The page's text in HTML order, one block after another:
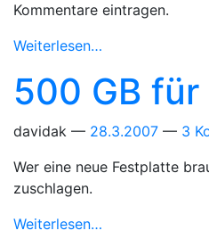
Kommentare eintragen.
Weiterlesen…
500 GB für
davidak 28.3.2007
3
Wer eine neue Festplatte
zuschlagen.
Weiterlesen…